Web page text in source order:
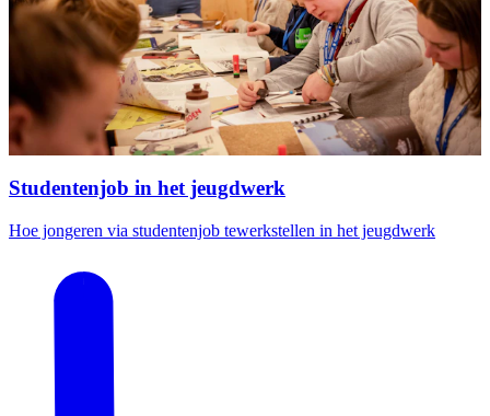
Studentenjob in het jeugdwerk
Hoe jongeren via studentenjob tewerkstellen in het jeugdwerk